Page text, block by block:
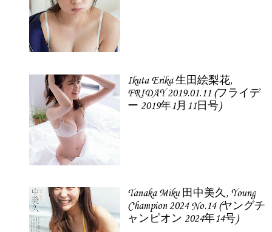
Ikuta Erika 生田絵梨花,
FRIDAY 2019.01.11 (フライデ
ー 2019年1月11日号)
Tanaka Miku 田中美久, Young
Champion 2024 No.14 (ヤングチ
ャンピオン 2024年14号)